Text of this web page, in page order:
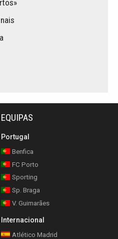
EQUIPAS
Portugal
Benfica
FC Porto
Sporting
Sp. Braga
V. Guimarães
Internacional
Atlético Madrid